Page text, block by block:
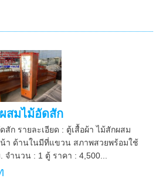
สมไม้อัดสัก
สัก รายละเอียด : ตู้เสื้อผ้า ไม้สักผสม
า ด้านในมีที่แขวน สภาพสวยพร้อมใช้
ำนวน : 1 ตู้ ราคา : 4,500...